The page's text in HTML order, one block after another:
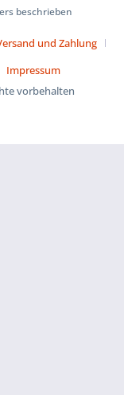
beschrieben
und Zahlung
Impressum
vorbehalten